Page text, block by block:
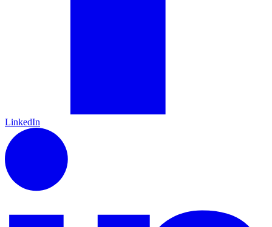
LinkedIn